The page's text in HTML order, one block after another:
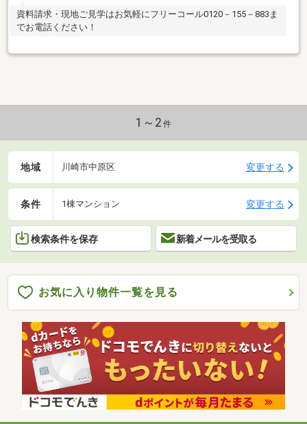
資料請求・現地ご見学はお気軽にフリーコール0120－155－883ま
でお電話ください！
1～2 件
地域 川崎市中原区 変更する
条件 1棟マンション 変更する
検索条件を保存 新着メールを受取る
お気に入り物件一覧を見る